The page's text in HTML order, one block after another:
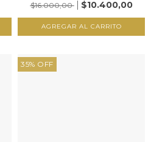
$16.000,00
$10.400,00
35% OFF